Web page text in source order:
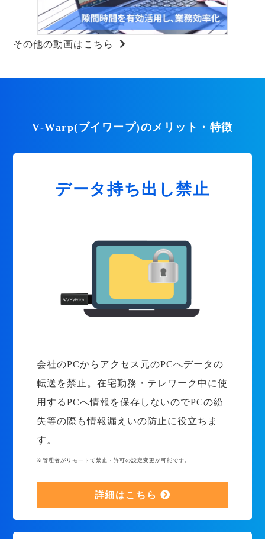
その他の動画はこちら
V-Warp(ブイワープ)のメリット・特徴
データ持ち出し禁止
会社のPCからアクセス元のPCへデータの
転送を禁止。在宅勤務・テレワーク中に使
用するPCへ情報を保存しないのでPCの紛
失等の際も情報漏えいの防止に役立ちま
す。
※管理者がリモートで禁止・許可の設定変更が可能です。
詳細はこちら